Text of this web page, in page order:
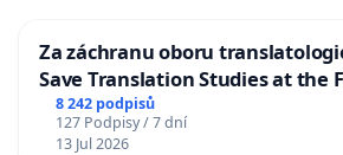
Za záchranu oboru
Save Translation Studies at the
Charles University
8 242 podpisů
127 Podpisy / 7 dní
13 Jul 2026